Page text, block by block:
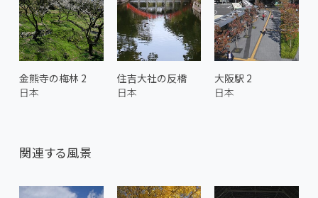
金熊寺の梅林 2
日本
住吉大社の反橋
日本
大阪駅 2
日本
関連する風景